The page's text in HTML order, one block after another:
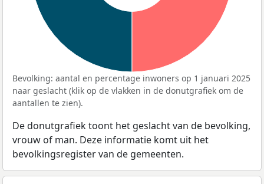
Bevolking: aantal en percentage inwoners op 1 januari 2025
naar geslacht (klik op de vlakken in de donutgrafiek om de
aantallen te zien).
De donutgrafiek toont het geslacht van de bevolking,
vrouw of man. Deze informatie komt uit het
bevolkingsregister van de gemeenten.